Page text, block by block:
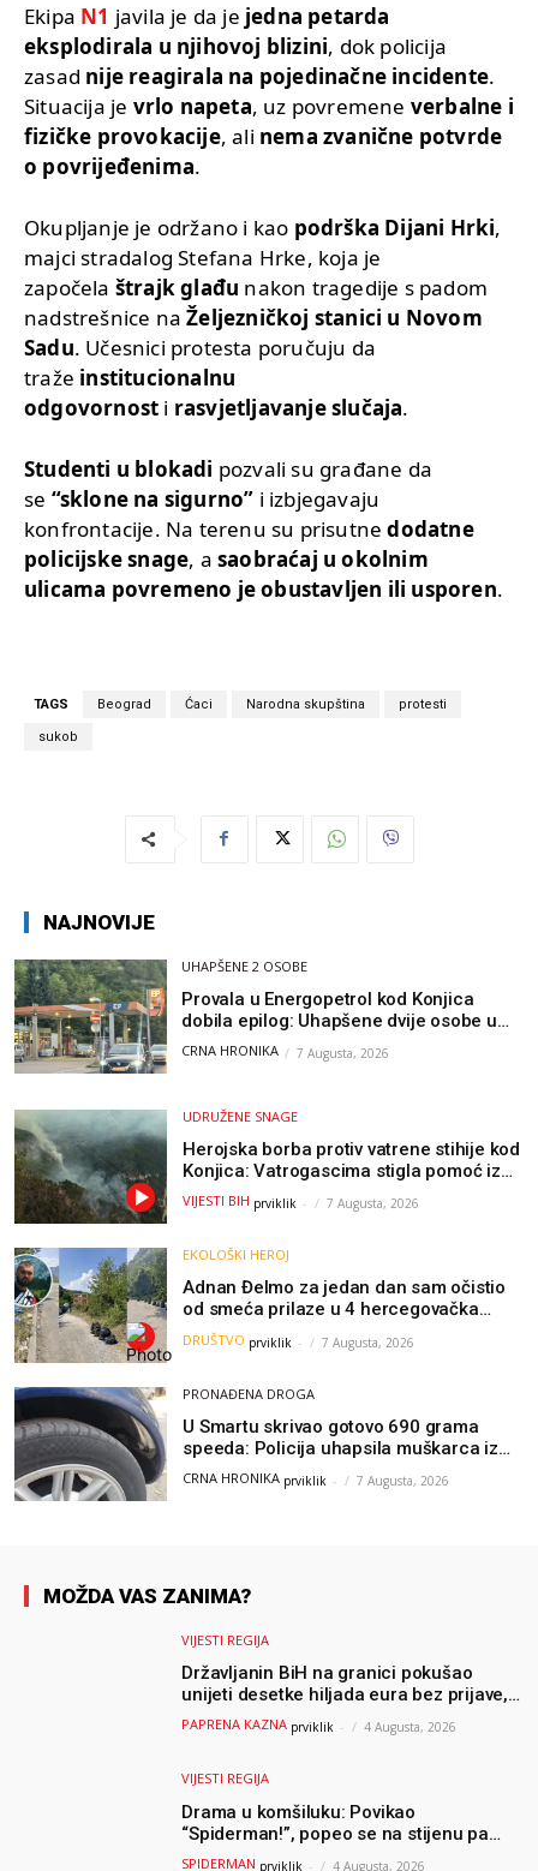
Ekipa N1 javila je da je jedna petarda
eksplodirala u njihovoj blizini, dok policija
zasad nije reagirala na pojedinačne incidente.
Situacija je vrlo napeta, uz povremene verbalne i
fizičke provokacije, ali nema zvanične potvrde
o povrijeđenima.
Okupljanje je održano i kao podrška Dijani Hrki,
majci stradalog Stefana Hrke, koja je
započela štrajk glađu nakon tragedije s padom
nadstrešnice naŽeljezničkoj stanici u Novom
Sadu. Učesnici protesta poručuju da
traže institucionalnu
odgovornost i rasvjetljavanje slučaja.
Studenti u blokadi pozvali su građane da
se “sklone na sigurno” i izbjegavaju
konfrontacije. Na terenu su prisutnedodatne
policijske snage, asaobraćaj u okolnim
ulicama povremeno je obustavljen ili usporen.
TAGS Beograd Ćaci Narodna skupština protesti
sukob
NAJNOVIJE
UHAPŠENE 2 OSOBE
Provala u Energopetrol kod Konjica
dobila epilog: Uhapšene dvije osobe u
Čapljini i Jablanici
CRNA HRONIKA 7 Augusta, 2026
UDRUŽENE SNAGE
Herojska borba protiv vatrene stihije kod
Konjica: Vatrogascima stigla pomoć iz
Sarajeva, helikopteri i Air Tractori
udružili snage
VIJESTI BIH prviklik - 7 Augusta, 2026
EKOLOŠKI HEROJ
Adnan Đelmo za jedan dan sam očistio
od smeća prilaze u 4 hercegovačka
grada: “Danas nisam čistio samo smeće,
čistio sam sliku o nama”
DRUŠTVO prviklik - 7 Augusta, 2026
PRONAĐENA DROGA
U Smartu skrivao gotovo 690 grama
speeda: Policija uhapsila muškarca iz
Hercegovine
CRNA HRONIKA prviklik - 7 Augusta, 2026
MOŽDA VAS ZANIMA?
VIJESTI REGIJA
Državljanin BiH na granici pokušao
unijeti desetke hiljada eura bez prijave,
uslijedila “paprena” kazna
PAPRENA KAZNA prviklik - 4 Augusta, 2026
VIJESTI REGIJA
Drama u komšiluku: Povikao
“Spiderman!”, popeo se na stijenu pa
ostao zarobljen
SPIDERMAN prviklik - 4 Augusta, 2026